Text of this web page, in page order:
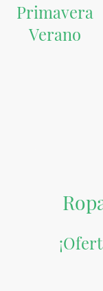
Primavera
Verano